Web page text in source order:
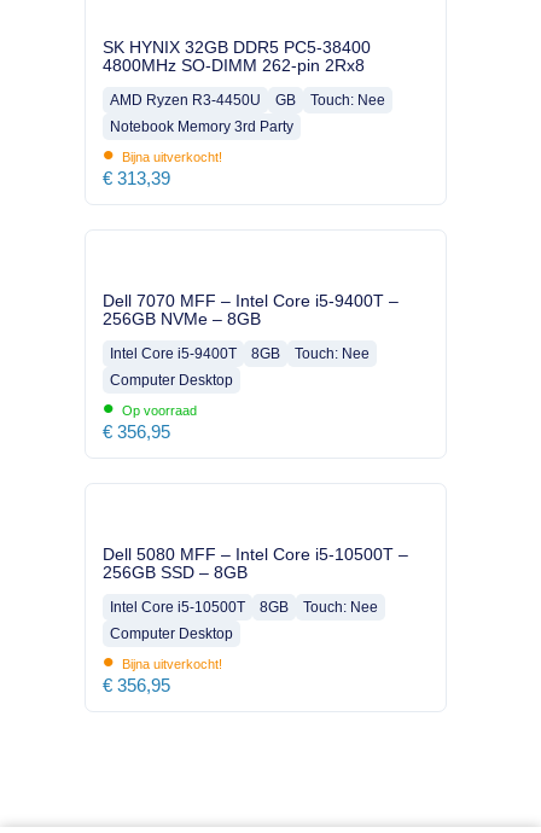
SK HYNIX 32GB DDR5 PC5-38400
4800MHz SO-DIMM 262-pin 2Rx8
AMD Ryzen R3-4450U GB
Touch: Nee
Notebook Memory 3rd Party
• Bijna uitverkocht!
€ 313,39
Dell 7070 MFF – Intel Core i5-9400T –
256GB NVMe – 8GB
Intel Core i5-9400T 8GB
Touch: Nee
Computer Desktop
• Op voorraad
€ 356,95
Dell 5080 MFF – Intel Core i5-10500T –
256GB SSD – 8GB
Intel Core i5-10500T 8GB
Touch: Nee
Computer Desktop
• Bijna uitverkocht!
€ 356,95